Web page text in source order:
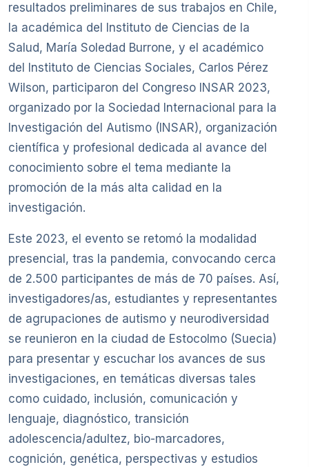
resultados preliminares de sus trabajos en Chile,
la académica del Instituto de Ciencias de la
Salud, María Soledad Burrone, y el académico
del Instituto de Ciencias Sociales, Carlos Pérez
Wilson, participaron del Congreso INSAR 2023,
organizado por la Sociedad Internacional para la
Investigación del Autismo (INSAR), organización
científica y profesional dedicada al avance del
conocimiento sobre el tema mediante la
promoción de la más alta calidad en la
investigación.
Este 2023, el evento se retomó la modalidad
presencial, tras la pandemia, convocando cerca
de 2.500 participantes de más de 70 países. Así,
investigadores/as, estudiantes y representantes
de agrupaciones de autismo y neurodiversidad
se reunieron en la ciudad de Estocolmo (Suecia)
para presentar y escuchar los avances de sus
investigaciones, en temáticas diversas tales
como cuidado, inclusión, comunicación y
lenguaje, diagnóstico, transición
adolescencia/adultez, bio-marcadores,
cognición, genética, perspectivas y estudios